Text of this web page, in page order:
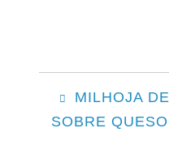
POST
MILHOJA
SOBRE